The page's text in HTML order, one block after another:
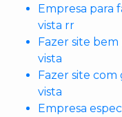
Empresa para
vista rr
Fazer site
vista
Fazer site
vista
Empresa